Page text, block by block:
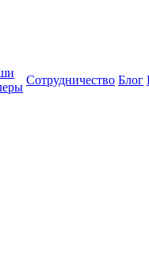
Сотрудничество Блог